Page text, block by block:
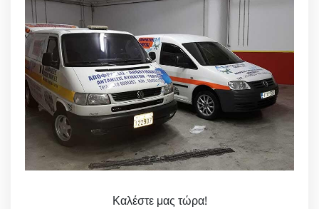
Καλέστε μας τώρα!